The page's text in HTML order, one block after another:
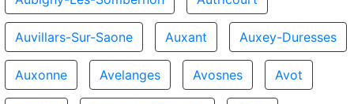
Auvillars-Sur-Saone Auxant Auxey-Duresses
Auxonne Avelanges Avosnes Avot